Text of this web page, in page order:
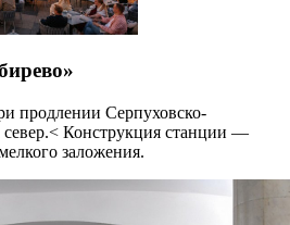
продлении Серпуховско-
Конструкция станции —
заложения.